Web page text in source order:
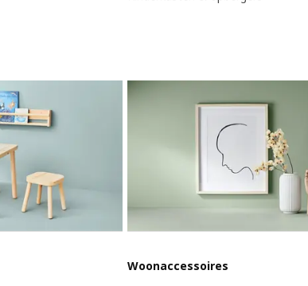
Woonaccessoires